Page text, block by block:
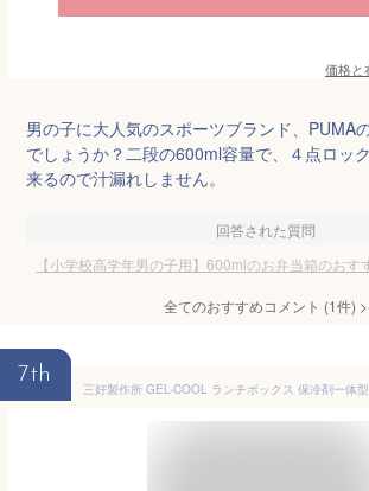
価格と
男の子に大人気のスポーツブランド、PUMA
でしょうか？二段の600ml容量で、４点ロッ
来るので汁漏れしません。
回答された質問
【小学校高学年男の子用】600mlのお弁当箱のおす
全てのおすすめコメント (1件) >
7th